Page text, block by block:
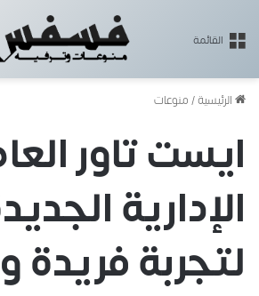
القائمة
الرئيسية/منوعات
ايست تاور
الإدارية
لتجربة فريدة